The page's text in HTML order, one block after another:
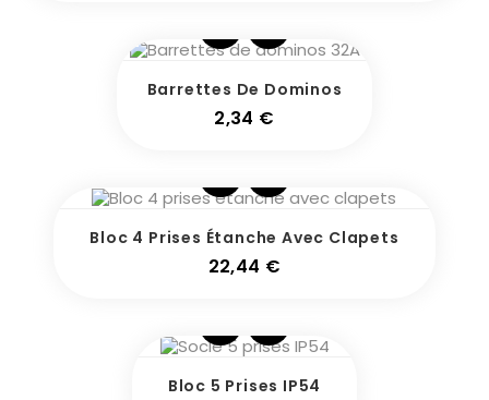
Barrettes De Dominos
2,34 €
Bloc 4 Prises Étanche Avec Clapets
22,44 €
Bloc 5 Prises IP54